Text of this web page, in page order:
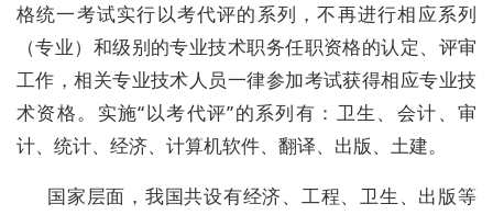
格统一考试实行以考代评的系列，不再进行相应系列
（专业）和级别的专业技术职务任职资格的认定、评审
工作，相关专业技术人员一律参加考试获得相应专业技
术资格。实施“以考代评”的系列有：卫生、会计、审
计、统计、经济、计算机软件、翻译、出版、土建。
国家层面，我国共设有经济、工程、卫生、出版等